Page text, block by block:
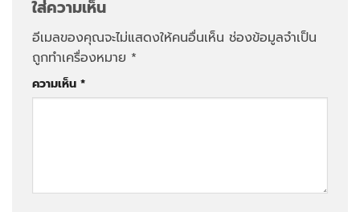
ใส่ความเห็น
อีเมลของคุณจะไม่แสดงให้คนอื่นเห็น ช่องข้อมูลจำเป็น
ถูกทำเครื่องหมาย *
ความเห็น *